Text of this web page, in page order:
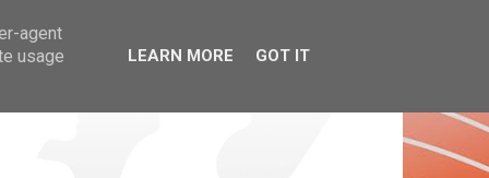
agent
usage
LEARN MORE GOT IT